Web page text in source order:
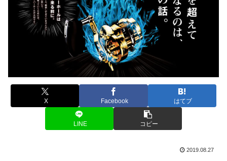
X Facebook はてブ
LINE コピー
2019.08.27